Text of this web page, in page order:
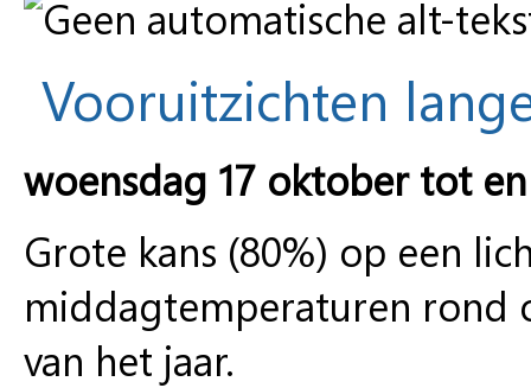
Vooruitzichten
woensdag 17 oktober tot
Grote kans (80%) op een
middagtemperaturen rond
van het jaar.